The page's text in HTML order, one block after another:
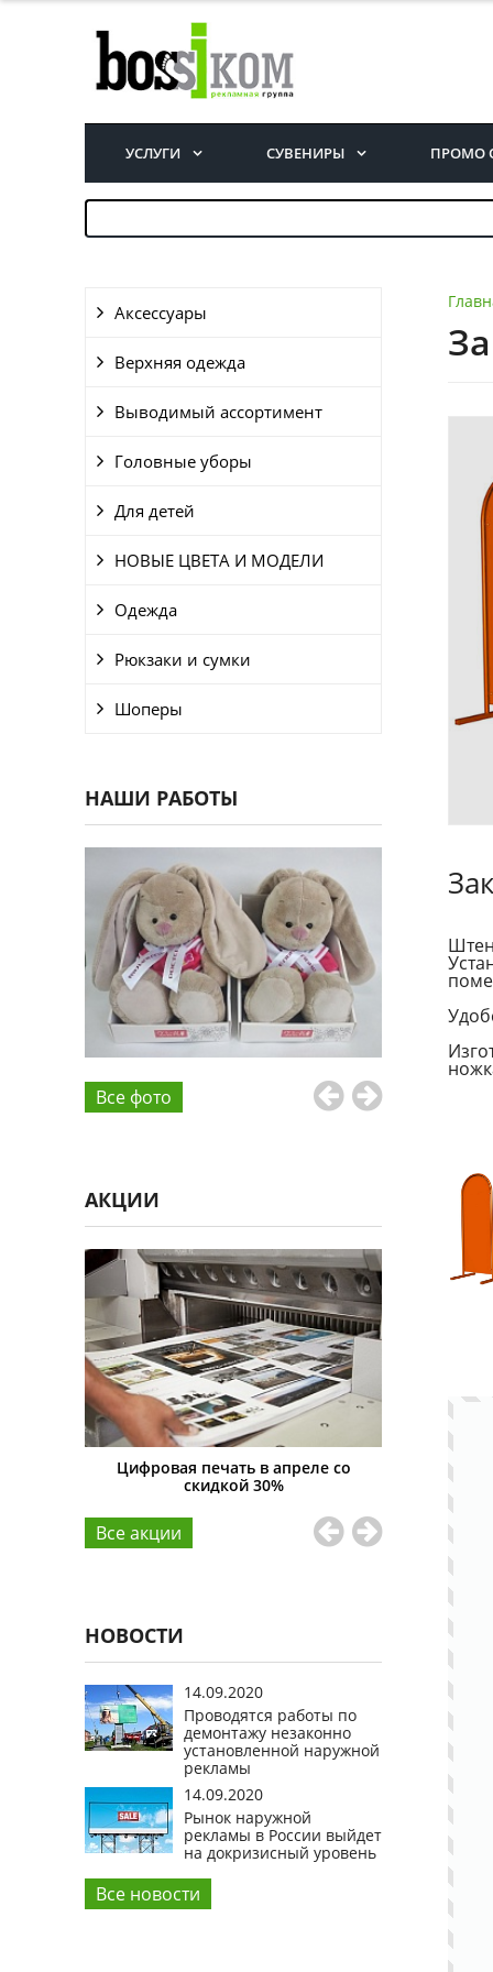
УСЛУГИ СУВЕНИРЫ ПРОМО
Аксессуары
Верхняя одежда
Выводимый ассортимент
Головные уборы
Для детей
НОВЫЕ ЦВЕТА И МОДЕЛИ
Одежда
Рюкзаки и сумки
Шоперы
НАШИ РАБОТЫ
Все фото
АКЦИИ
печать в апреле со
Скидка на всю печатную
Все aкции
НОВОСТИ
14.09.2020
Проводятся работы по
демонтажу незаконно
установленной наружной
рекламы
14.09.2020
Рынок наружной
рекламы в России выйдет
на докризисный уровень
Все новости